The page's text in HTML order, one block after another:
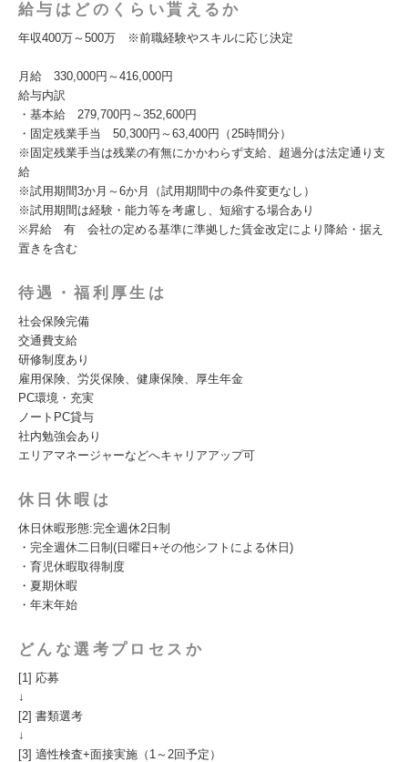
給与はどのくらい貰えるか
年収400万～500万 ※前職経験やスキルに応じ決定
月給 330,000円～416,000円
給与内訳
・基本給 279,700円～352,600円
・固定残業手当 50,300円～63,400円（25時間分）
※固定残業手当は残業の有無にかかわらず支給、超過分は法定通り支
給
※試用期間3か月～6か月（試用期間中の条件変更なし）
※試用期間は経験・能力等を考慮し、短縮する場合あり
※昇給 有 会社の定める基準に準拠した賃金改定により降給・据え
置きを含む
待遇・福利厚生は
社会保険完備
交通費支給
研修制度あり
雇用保険、労災保険、健康保険、厚生年金
PC環境・充実
ノートPC貸与
社内勉強会あり
エリアマネージャーなどへキャリアアップ可
休日休暇は
休⽇休暇形態:完全週休2⽇制
・完全週休⼆⽇制(⽇曜⽇+その他シフトによる休⽇)
・育児休暇取得制度
・夏期休暇
・年末年始
どんな選考プロセスか
[1] 応募
↓
[2] 書類選考
↓
[3] 適性検査+面接実施（1～2回予定）